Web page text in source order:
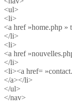
<ul>
<li>
<a href »home.php »
</li>
<li>
<a href
</li>
<li><a href=
</a></li>
</ul>
</nav>